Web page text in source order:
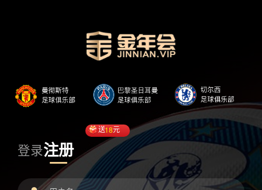
登录注册
送18元